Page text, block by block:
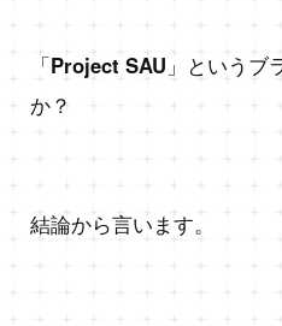
「Project SAU 」というブ
か？
結論から言います。